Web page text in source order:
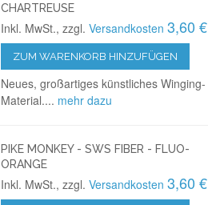
CHARTREUSE
Inkl. MwSt., zzgl.Versandkosten 3,60 €
ZUM WARENKORB HINZUFÜGEN
Neues, großartiges künstliches Winging-
Material.... mehr dazu
PIKE MONKEY - SWS FIBER - FLUO-
ORANGE
Inkl. MwSt., zzgl.Versandkosten 3,60 €